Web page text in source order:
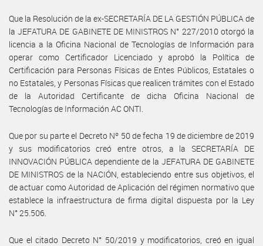
Que la Resolución de la ex-SECRETARÍA DE LA GESTIÓN PÚBLICA de
la JEFATURA DE GABINETE DE MINISTROS N° 227/2010 otorgó la
licencia a la Oficina Nacional de Tecnologías de Información para
operar como Certificador Licenciado y aprobó la Política de
Certificación para Personas Físicas de Entes Públicos, Estatales o
no Estatales, y Personas Físicas que realicen trámites con el Estado
de la Autoridad Certificante de dicha Oficina Nacional de
Tecnologías de Información AC ONTI.
Que por su parte el Decreto Nº 50 de fecha 19 de diciembre de 2019
y sus modificatorios creó entre otros, a la SECRETARÍA DE
INNOVACIÓN PÚBLICA dependiente de la JEFATURA DE GABINETE
DE MINISTROS de la NACIÓN, estableciendo entre sus objetivos, el
de actuar como Autoridad de Aplicación del régimen normativo que
establece la infraestructura de firma digital dispuesta por la Ley
N° 25.506.
Que el citado Decreto N° 50/2019 y modificatorios, creó en igual